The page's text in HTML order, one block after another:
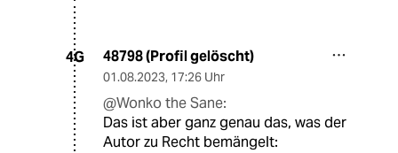
4G 48798 (Profil gelöscht)
01.08.2023, 17:26 Uhr
@Wonko the Sane:
Das ist aber ganz genau das, was der
Autor zu Recht bemängelt: